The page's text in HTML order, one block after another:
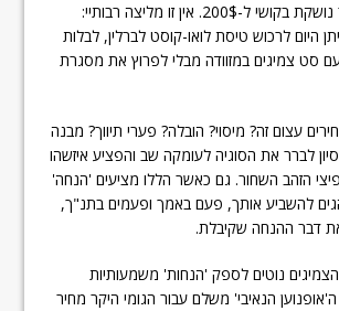
זהה בארצות הניכר נושקת בקושי ל-200$. אין זו מליצה רבותיי:
ניתן היום לרכוש טיסת לואו-קוסט לברלין, לבלות
סט צמיגים במזוודה מבלי לפרוץ את מסגרת
עצום זה? מיסוי? הובלה? פערי תיווך? מבנה
לברר את הסוגיה לעומקה שב והפציע איזשהו
הזהב השחור. גם כאשר הללו מציעים 'הנחה'
להשביע אותך, פעם באמך ופעמים בתנ"ך,
דבר ההנחה שקיבלת.
הצמיגים נוטים לספק 'הנחות' משמעותיות
הנאיבי' משלם עבור הגומי היקר מחיר